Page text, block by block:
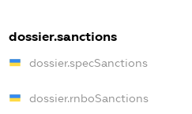
dossier.sanctions
dossier.specSanctions
dossier.rnboSanctions